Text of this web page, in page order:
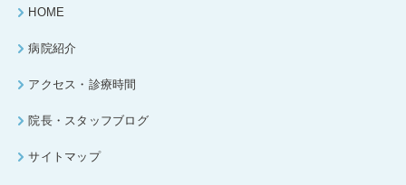
HOME
病院紹介
アクセス・診療時間
院長・スタッフブログ
サイトマップ